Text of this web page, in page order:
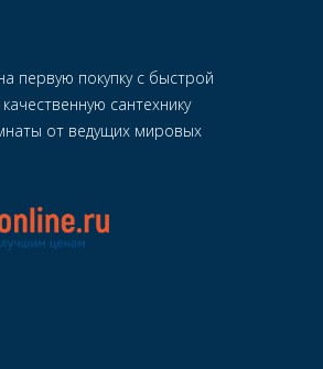
первую покупку с быстрой
сантехнику
от ведущих мировых